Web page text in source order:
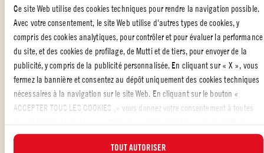
Ce site Web utilise des cookies techniques pour rendre la navigation possible.
Avec votre consentement, le site Web utilise d'autres types de cookies, y
compris des cookies analytiques, pour contrôler et pour évaluer la performance
du site, et des cookies de profilage, de Mutti et de tiers, pour envoyer de la
publicité, y compris de la publicité personnalisée. En cliquant sur « X », vous
fermez la bannière et consentez au dépôt uniquement des cookies techniques
nécessaires à la navigation sur le site Web. En cliquant sur le bouton «
ACCEPTER TOUS LES COOKIES ,» vous donnez votre consentement à toutes
Vous pouvez à tout moment choisir les cookies auxquels vous souhaitez donner
votre consentement et consulter la liste actualisée des cookies en cliquant sur
TOUT AUTORISER